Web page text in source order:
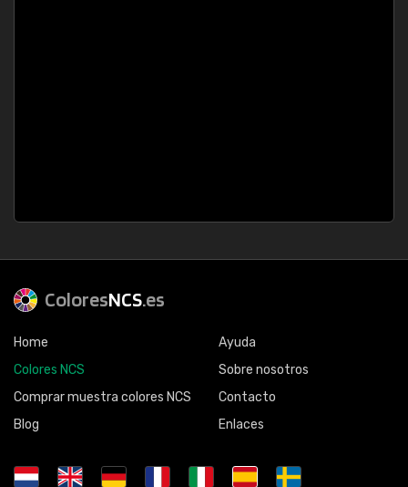
ColoresNCS.es
Home
Colores NCS
Comprar muestra colores NCS
Blog
Ayuda
Sobre nosotros
Contacto
Enlaces